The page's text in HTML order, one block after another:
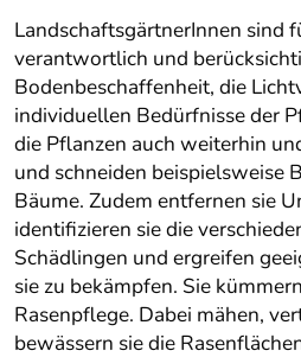
LandschaftsgärtnerInnen sind
verantwortlich und
Bodenbeschaffenheit, die
individuellen Bedürfnisse der
die Pflanzen auch weiterhin
und schneiden beispielsweise
Bäume. Zudem entfernen sie
identifizieren sie die
Schädlingen und ergreifen
sie zu bekämpfen. Sie
Rasenpflege. Dabei mähen,
bewässern sie die